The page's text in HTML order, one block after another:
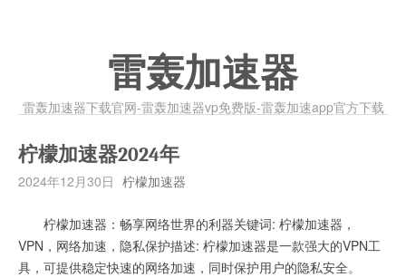
雷轰加速器
雷轰加速器下载官网-雷轰加速器vp免费版-雷轰加速app官方下载
柠檬加速器2024年
2024年12月30日 柠檬加速器
柠檬加速器：畅享网络世界的利器关键词: 柠檬加速器，
VPN，网络加速，隐私保护描述: 柠檬加速器是一款强大的VPN工
具，可提供稳定快速的网络加速，同时保护用户的隐私安全。